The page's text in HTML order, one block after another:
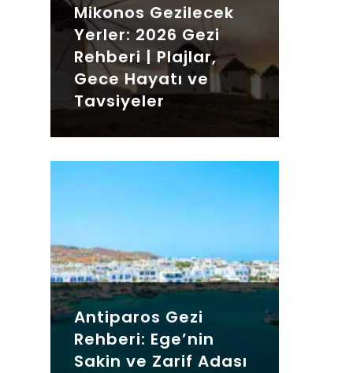
Mikonos Gezilecek
Yerler: 2026 Gezi
Rehberi | Plajlar,
Gece Hayatı ve
Tavsiyeler
Antiparos Gezi
Rehberi: Ege’nin
Sakin ve Zarif Adası